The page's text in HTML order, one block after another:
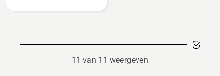
11 van 11 weergeven